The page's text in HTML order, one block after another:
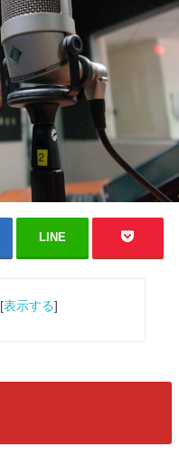
LINE
[表示する]